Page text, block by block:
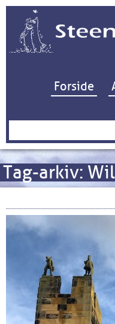
Forside
Søg
Tag-arkiv: